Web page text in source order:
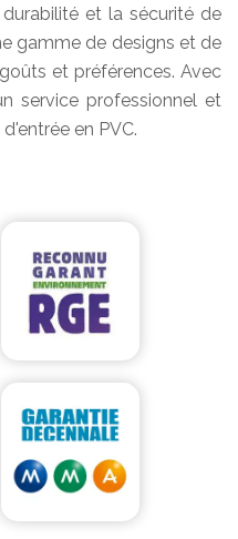
et la sécurité de
gamme de designs et de
et préférences. Avec
service professionnel et
en PVC.